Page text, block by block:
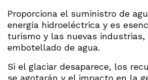
Proporciona el suministro de
energía hidroeléctrica y es
turismo y las nuevas industrias,
embotellado de agua.
Si el glaciar desaparece, los
se agotarán y el impacto en la